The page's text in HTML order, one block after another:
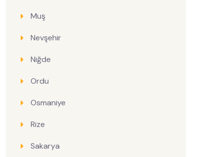
Muş
Nevşehir
Niğde
Ordu
Osmaniye
Rize
Sakarya